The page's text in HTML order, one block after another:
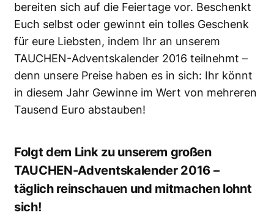
bereiten sich auf die Feiertage vor. Beschenkt
Euch selbst oder gewinnt ein tolles Geschenk
für eure Liebsten, indem Ihr an unserem
TAUCHEN-Adventskalender 2016 teilnehmt –
denn unsere Preise haben es in sich: Ihr könnt
in diesem Jahr Gewinne im Wert von mehreren
Tausend Euro abstauben!
Folgt dem Link zu unserem großen
TAUCHEN-Adventskalender 2016 –
täglich reinschauen und mitmachen lohnt
sich!